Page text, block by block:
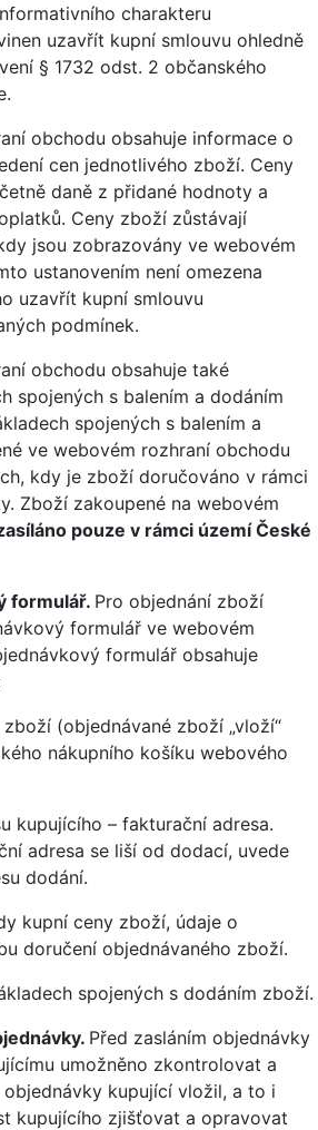
charakteru
uzavřít kupní smlouvu ohledně
§ 1732 odst. 2 občanského
obchodu obsahuje informace o
cen jednotlivého zboží. Ceny
daně z přidané hodnoty a
Ceny zboží zůstávají
jsou zobrazovány ve webovém
ustanovením není omezena
uzavřít kupní smlouvu
podmínek.
obchodu obsahuje také
spojených s balením a dodáním
spojených s balením a
ve webovém rozhraní obchodu
kdy je zboží doručováno v rámci
Zboží zakoupené na webovém
pouze v rámci území České
formulář. Pro objednání zboží
formulář ve webovém
formulář obsahuje
(objednávané zboží „vloží“
nákupního košíku webového
kupujícího – fakturační adresa.
adresa se liší od dodací, uvede
dodání.
kupní ceny zboží, údaje o
doručení objednávaného zboží.
spojených s dodáním zboží.
Před zasláním objednávky
umožněno zkontrolovat a
kupující vložil, a to i
kupujícího zjišťovat a opravovat